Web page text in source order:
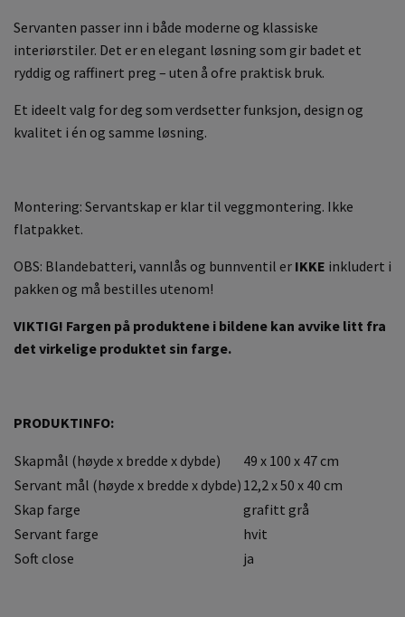
Servanten passer inn i både moderne og klassiske
interiørstiler. Det er en elegant løsning som gir badet et
ryddig og raffinert preg – uten å ofre praktisk bruk.
Et ideelt valg for deg som verdsetter funksjon, design og
kvalitet i én og samme løsning.
Montering: Servantskap er klar til veggmontering. Ikke
flatpakket.
OBS: Blandebatteri, vannlås og bunnventil er IKKE inkludert i
pakken og må bestilles utenom!
VIKTIG! Fargen på produktene i bildene kan avvike litt fra
det virkelige produktet sin farge.
PRODUKTINFO:
Skapmål (høyde x bredde x dybde)
49 x 100 x 47 cm
Servant mål (høyde x bredde x dybde) 12,2 x 50 x 40 cm
Skap farge
grafitt grå
Servant farge
hvit
Soft close
ja